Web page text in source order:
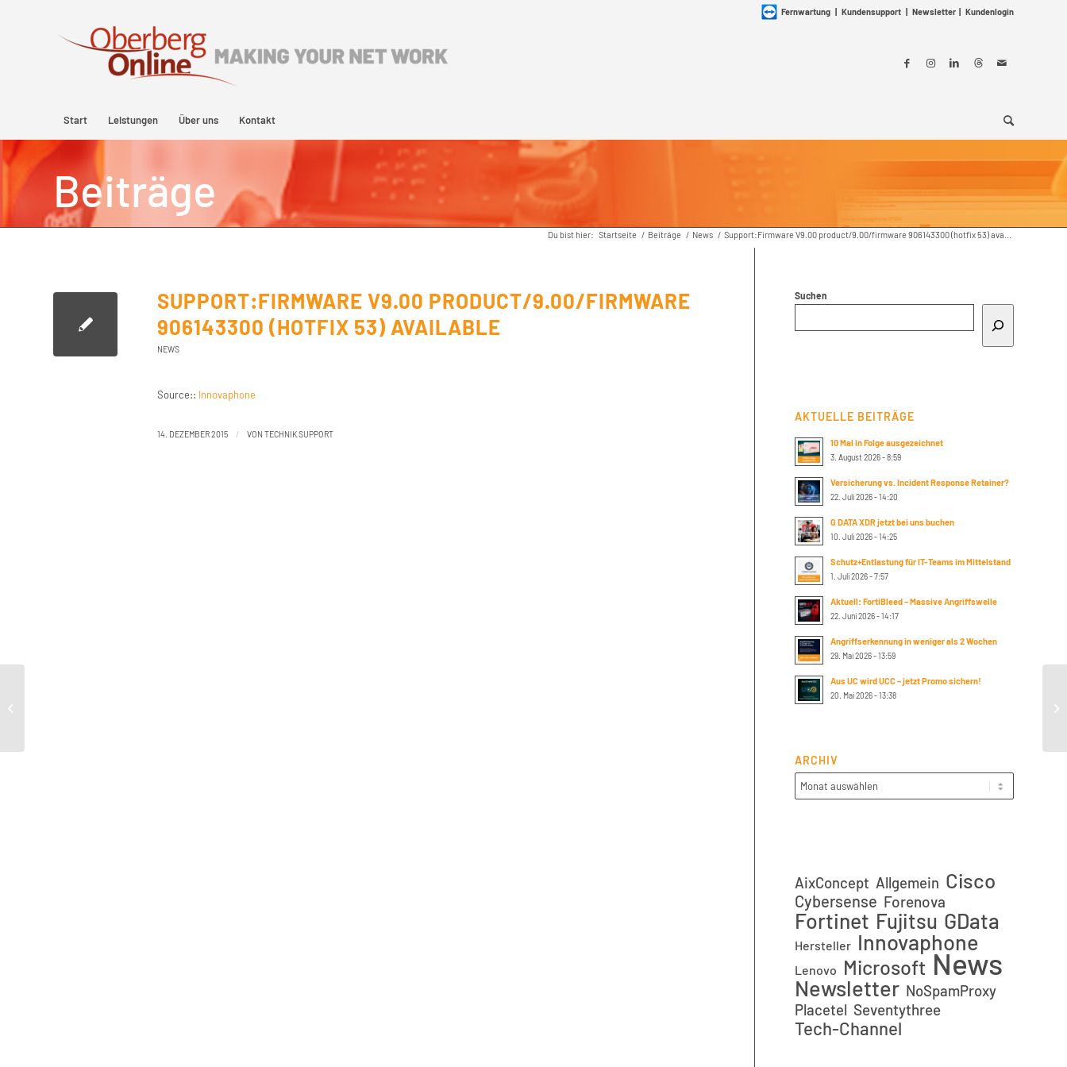
Fernwartung | Kundensupport | Newsletter | Kundenlogin
Start Leistungen Über uns Kontakt
Beiträge
Du bist hier: Startseite / Beiträge / News / Support:Firmware V9.00 product/9.00/firmware 906143300 (hotfix 53) ava...
SUPPORT:FIRMWARE V9.00 PRODUCT/9.00/FIRMWARE
906143300 (HOTFIX 53) AVAILABLE
NEWS
Source:: Innovaphone
14. DEZEMBER 2015 / VON TECHNIK SUPPORT
Suchen
AKTUELLE BEITRÄGE
10 Mal in Folge ausgezeichnet
3. August 2026 - 8:59
Versicherung vs. Incident Response Retainer?
22. Juli 2026 - 14:20
G DATA XDR jetzt bei uns buchen
10. Juli 2026 - 14:25
Schutz+Entlastung für IT-Teams im Mittelstand
1. Juli 2026 - 7:57
Aktuell: FortiBleed – Massive Angriffswelle
22. Juni 2026 - 14:17
Angriffserkennung in weniger als 2 Wochen
29. Mai 2026 - 13:59
Aus UC wird UCC – jetzt Promo sichern!
20. Mai 2026 - 13:38
ARCHIV
AixConcept Allgemein Cisco
Cybersense Forenova
Fortinet Fujitsu GData
Hersteller Innovaphone
Lenovo Microsoft News
Newsletter NoSpamProxy
Placetel Seventythree
Tech-Channel